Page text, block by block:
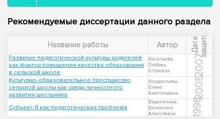
Рекомендуемые диссертации данного раздела
Название работы Автор Д
а
т
а
з
а
щ
и
т ы
Развитие педагогической культуры родителей
как фактор повышения качества образования
в сельской школе
Васильева,
Любовь
Егоровна
2007
Культурно-образовательное пространство
сельской школы как среда личностного
развития школьника
Кондратьева,
Елена
Анатольевна
2005
Субъект-Я как педагогическая проблема
Вединяпина,
Валентина
Алексеевна
1998